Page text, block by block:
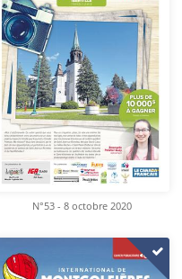
N°53 - 8 octobre 2020